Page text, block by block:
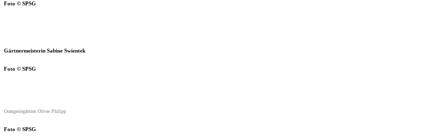
Foto © SPSG
Gärtnermeisterin Sabine Swientek
Foto © SPSG
Orangeriegärtner Oliver Philipp
Foto © SPSG